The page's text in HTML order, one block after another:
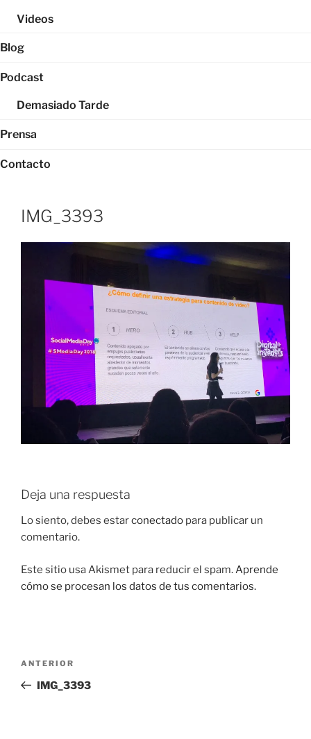
Videos
Blog
Podcast
Demasiado Tarde
Prensa
Contacto
IMG_3393
Deja una respuesta
Lo siento, debes estarconectado para publicar un
comentario.
Este sitio usa Akismet para reducir el spam.Aprende
cómo se procesan los datos de tus comentarios.
entradas
Entrada
anterior:
ANTERIOR
IMG_3393